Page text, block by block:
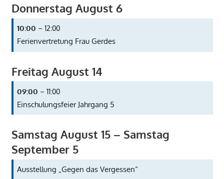
Donnerstag August 6
10:00 – 12:00
Ferienvertretung Frau Gerdes
Freitag August 14
09:00 – 11:00
Einschulungsfeier Jahrgang 5
Samstag August 15– Samstag
September 5
Ausstellung „Gegen das Vergessen“